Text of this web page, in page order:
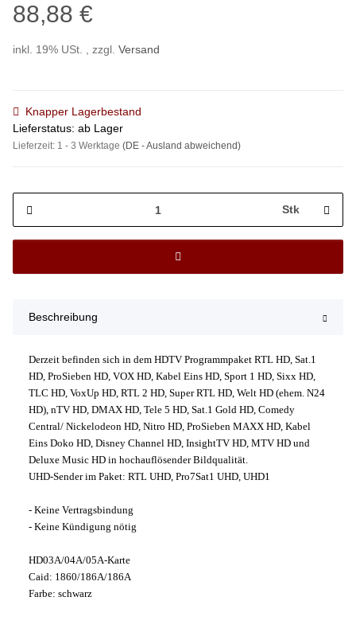
88,88 €
inkl. 19% USt. , zzgl. Versand
Knapper Lagerbestand
Lieferstatus: ab Lager
Lieferzeit: 1 - 3 Werktage (DE - Ausland abweichend)
Stk
Beschreibung
Derzeit befinden sich in dem HDTV Programmpaket RTL HD, Sat.1
HD, ProSieben HD, VOX HD, Kabel Eins HD, Sport 1 HD, Sixx HD,
TLC HD, VoxUp HD, RTL 2 HD, Super RTL HD, Welt HD (ehem. N24
HD), nTV HD, DMAX HD, Tele 5 HD, Sat.1 Gold HD, Comedy
Central/ Nickelodeon HD, Nitro HD, ProSieben MAXX HD, Kabel
Eins Doko HD, Disney Channel HD, InsightTV HD, MTV HD und
Deluxe Music HD in hochauflösender Bildqualität.
UHD-Sender im Paket: RTL UHD, Pro7Sat1 UHD, UHD1
- Keine Vertragsbindung
- Keine Kündigung nötig
HD03A/04A/05A-Karte
Caid: 1860/186A/186A
Farbe: schwarz